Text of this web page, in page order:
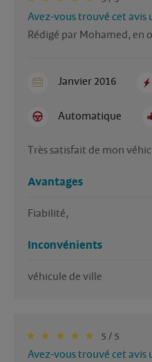
Avez-vous trouvé cet avis
Rédigé par Mohamed, en
Janvier 2016
Automatique
Très satisfait de mon
Avantages
Fiabilité,
Inconvénients
véhicule de ville
5 / 5
Avez-vous trouvé cet avis